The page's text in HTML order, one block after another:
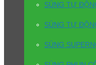
SÚNG TỰ
SÚNG TỰ
SÚNG